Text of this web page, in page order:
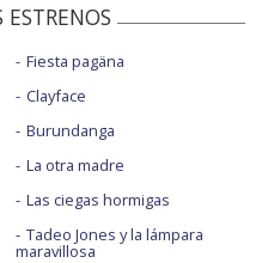
ESTRENOS
Fiesta pagäna
Clayface
Burundanga
La otra madre
Las ciegas hormigas
Tadeo Jones y la lámpara
maravillosa